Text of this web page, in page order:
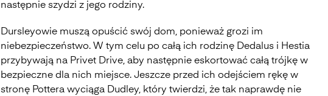
następnie szydzi z jego rodziny.
Dursleyowie muszą opuścić swój dom, ponieważ grozi im
niebezpieczeństwo. W tym celu po całą ich rodzinę Dedalus i Hestia
przybywają na Privet Drive, aby następnie eskortować całą trójkę w
bezpieczne dla nich miejsce. Jeszcze przed ich odejściem rękę w
stronę Pottera wyciąga Dudley, który twierdzi, że tak naprawdę nie